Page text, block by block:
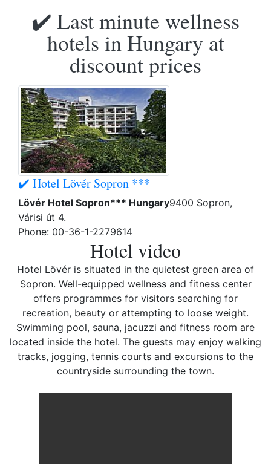
✔️ Last minute wellness
hotels in Hungary at
discount prices
✔️ Hotel Lövér Sopron ***
Lövér Hotel Sopron*** Hungary9400 Sopron,
Várisi út 4.
Phone: 00-36-1-2279614
Hotel video
Hotel Lövér is situated in the quietest green area of
Sopron. Well-equipped wellness and fitness center
offers programmes for visitors searching for
recreation, beauty or attempting to loose weight.
Swimming pool, sauna, jacuzzi and fitness room are
located inside the hotel. The guests may enjoy walking
tracks, jogging, tennis courts and excursions to the
countryside surrounding the town.